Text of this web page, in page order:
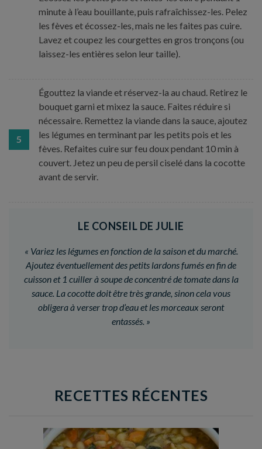
minute à l’eau bouillante, puis rafraîchissez-les. Pelez
les fèves et écossez-les, mais ne les faites pas cuire.
Lavez et coupez les courgettes en gros tronçons (ou
laissez-les entières selon leur taille).
5
Égouttez la viande et réservez-la au chaud. Retirez le
bouquet garni et mixez la sauce. Faites réduire si
nécessaire. Remettez la viande dans la sauce, ajoutez
les légumes en terminant par les petits pois et les
fèves. Refaites cuire sur feu doux pendant 10 min à
couvert. Jetez un peu de persil ciselé dans la cocotte
avant de servir.
LE CONSEIL DE JULIE
« Variez les légumes en fonction de la saison et du marché.
Ajoutez éventuellement des petits lardons fumés en fin de
cuisson et 1 cuiller à soupe de concentré de tomate dans la
sauce. La cocotte doit être très grande, sinon cela vous
obligera à verser trop d’eau et les morceaux seront
entassés. »
RECETTES RÉCENTES